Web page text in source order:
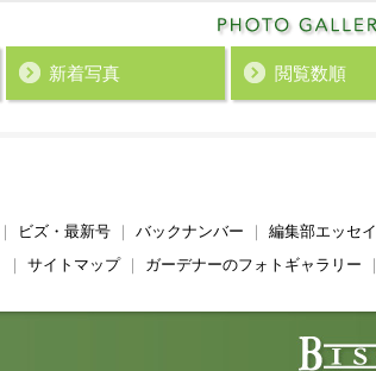
新着写真 閲覧数順
ビズ・最新号｜ バックナンバー 編集部エッセイ
サイトマップ｜ ガーデナーのフォトギャラリー